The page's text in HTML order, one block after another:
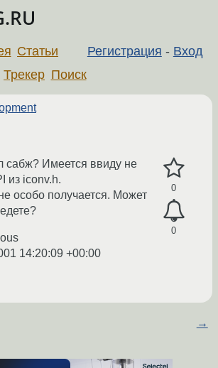
Регистрация - Вход
Статьи
Трекер Поиск
0
0
сабж? Имеется ввиду не
из iconv.h.
особо получается. Может
14:20:09 +00:00
→